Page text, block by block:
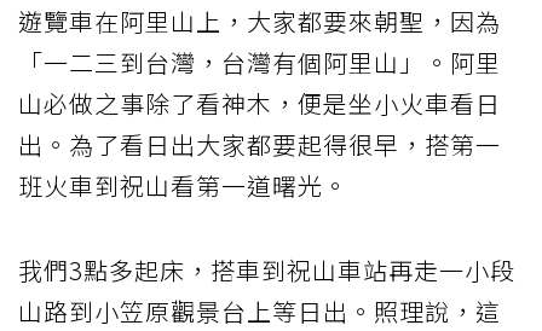
遊覽車在阿里山上，大家都要來朝聖，因為
「一二三到台灣，台灣有個阿里山」。阿里
山必做之事除了看神木，便是坐小火車看日
出。為了看日出大家都要起得很早，搭第一
班火車到祝山看第一道曙光。
我們3點多起床，搭車到祝山車站再走一小段
山路到小笠原觀景台上等日出。照理說，這